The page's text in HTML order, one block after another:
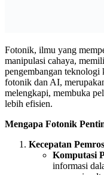
Fotonik, ilmu yang
manipulasi cahaya,
pengembangan teknologi
fotonik dan AI,
melengkapi, membuka
lebih efisien.
Mengapa Fotonik
Kecepatan
Komputasi
informasi